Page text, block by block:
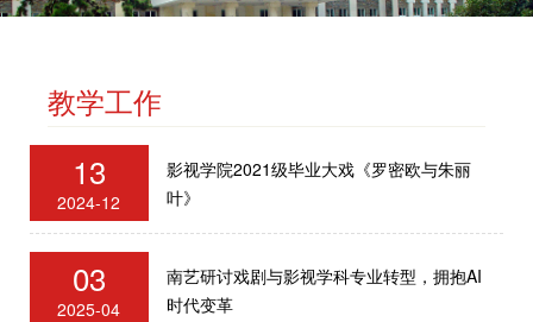
教学工作
13
2024-12
影视学院2021级毕业大戏《罗密欧与朱丽
叶》
03
2025-04
南艺研讨戏剧与影视学科专业转型，拥抱AI
时代变革